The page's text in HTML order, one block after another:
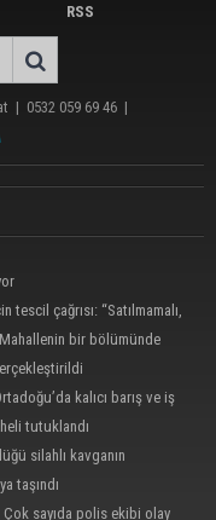
RSS
| 0532 059 69 46 |
çağrısı: “Satılmamalı,
Mahallenin bir bölümünde
kalıcı barış ve iş
tutuklandı
silahlı kavganın
taşındı
Çok sayıda polis ekibi olay